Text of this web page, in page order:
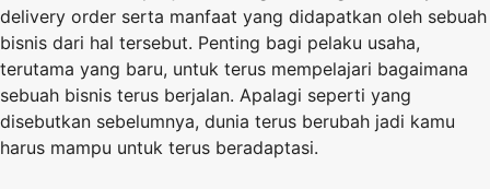
delivery order serta manfaat yang didapatkan oleh sebuah
bisnis dari hal tersebut. Penting bagi pelaku usaha,
terutama yang baru, untuk terus mempelajari bagaimana
sebuah bisnis terus berjalan. Apalagi seperti yang
disebutkan sebelumnya, dunia terus berubah jadi kamu
harus mampu untuk terus beradaptasi.